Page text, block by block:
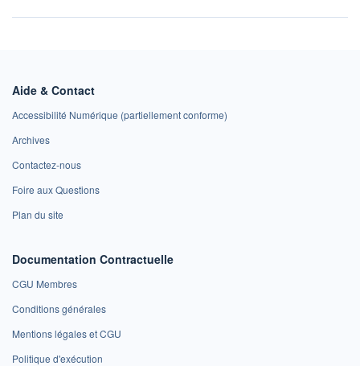
Aide & Contact
Accessibilité Numérique (partiellement conforme)
Archives
Contactez-nous
Foire aux Questions
Plan du site
Documentation Contractuelle
CGU Membres
Conditions générales
Mentions légales et CGU
Politique d'exécution